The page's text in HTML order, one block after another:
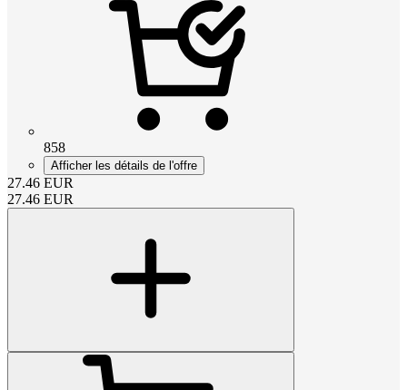
858
Afficher les détails de l'offre
27.46 EUR
27.46 EUR